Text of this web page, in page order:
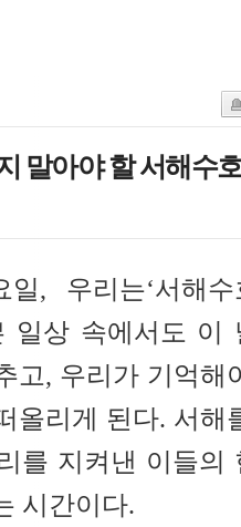
말아야 할 서해수
, 우리는‘서해수
일상 속에서도 이
고, 우리가 기억해
올리게 된다. 서해
를 지켜낸 이들의
시간이다.